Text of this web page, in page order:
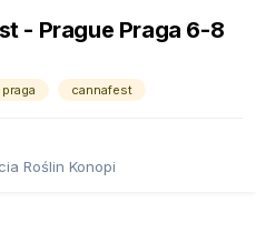
- Prague Praga 6-8
praga cannafest
Roślin Konopi